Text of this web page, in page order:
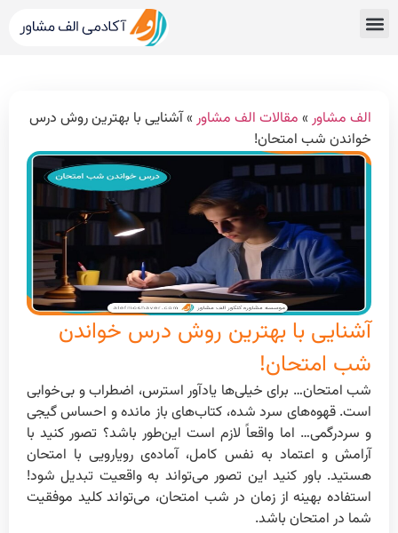
الف مشاور » مقالات الف مشاور »آشنایی با بهترین روش درس
خواندن شب امتحان!
آشنایی با بهترین روش درس خواندن
شب امتحان!
شب امتحان… برای خیلی‌ها یادآور استرس، اضطراب و بی‌خوابی
است. قهوه‌های سرد شده، کتاب‌های باز مانده و احساس گیجی
و سردرگمی… اما واقعاً لازم است این‌طور باشد؟ تصور کنید با
آرامش و اعتماد به نفس کامل، آماده‌ی رویارویی با امتحان
هستید. باور کنید این تصور می‌تواند به واقعیت تبدیل شود!
استفاده بهینه از زمان در شب امتحان، می‌تواند کلید موفقیت
شما در امتحان باشد.